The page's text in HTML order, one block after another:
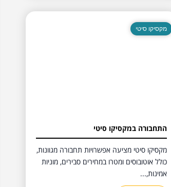
מקסיקו סיטי
התחבורה במקסיקו סיטי
מקסיקו סיטי מציעה אפשרויות תחבורה מגוונות,
כולל אוטובוסים ומטרו במחירים סבירים, מוניות
אמינות,...